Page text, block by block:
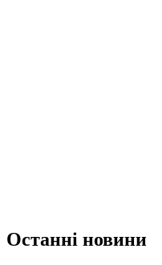
Останні новини